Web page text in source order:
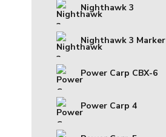
Nighthawk 3
Nighthawk 3 Marker
Power Carp CBX-6
Power Carp 4